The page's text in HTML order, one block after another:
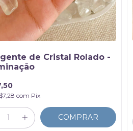
de Cristal Rolado -
com Pix
COMPRAR